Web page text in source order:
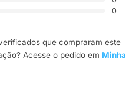
0
que compraram este
Acesse o pedido em Minha